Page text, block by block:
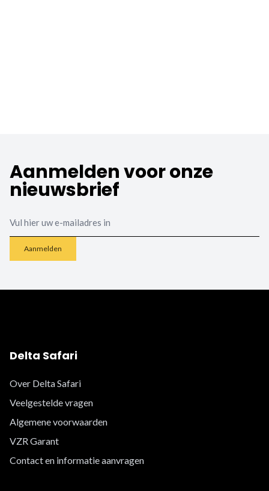
Aanmelden voor onze
nieuwsbrief
Aanmelden
Delta Safari
Over Delta Safari
Veelgestelde vragen
Algemene voorwaarden
VZR Garant
Contact en informatie aanvragen